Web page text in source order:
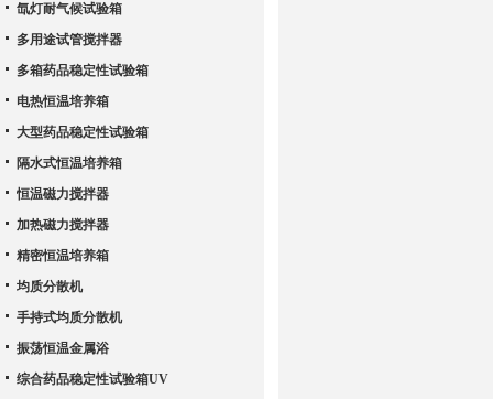
氙灯耐气候试验箱
多用途试管搅拌器
多箱药品稳定性试验箱
电热恒温培养箱
大型药品稳定性试验箱
隔水式恒温培养箱
恒温磁力搅拌器
加热磁力搅拌器
精密恒温培养箱
均质分散机
手持式均质分散机
振荡恒温金属浴
综合药品稳定性试验箱UV